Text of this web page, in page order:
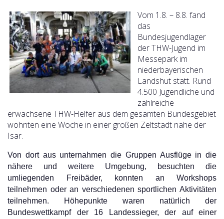
Vom 1.8. – 8.8. fand
das
Bundesjugendlager
der THW-Jugend im
Messepark im
niederbayerischen
Landshut statt. Rund
4.500 Jugendliche und
zahlreiche
erwachsene THW-Helfer aus dem gesamten Bundesgebiet
wohnten eine Woche in einer großen Zeltstadt nahe der
Isar.
Von dort aus unternahmen die Gruppen Ausflüge in die
nähere und weitere Umgebung, besuchten die
umliegenden Freibäder, konnten an Workshops
teilnehmen oder an verschiedenen sportlichen Aktivitäten
teilnehmen. Höhepunkte waren natürlich der
Bundeswettkampf der 16 Landessieger, der auf einer